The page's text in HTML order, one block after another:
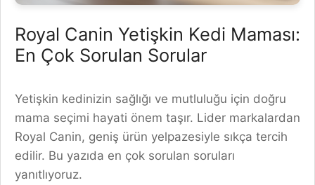
Royal Canin Yetişkin Kedi Maması:
En Çok Sorulan Sorular
Yetişkin kedinizin sağlığı ve mutluluğu için doğru
mama seçimi hayati önem taşır. Lider markalardan
Royal Canin, geniş ürün yelpazesiyle sıkça tercih
edilir. Bu yazıda en çok sorulan soruları
yanıtlıyoruz.